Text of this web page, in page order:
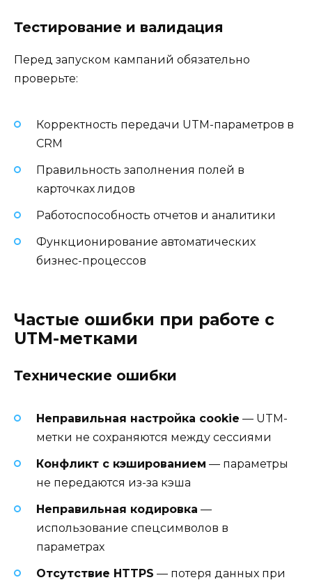
Тестирование и валидация
Перед запуском кампаний обязательно
проверьте:
Корректность передачи UTM-параметров в
CRM
Правильность заполнения полей в
карточках лидов
Работоспособность отчетов и аналитики
Функционирование автоматических
бизнес-процессов
Частые ошибки при работе с
UTM-метками
Технические ошибки
Неправильная настройка cookie — UTM-
метки не сохраняются между сессиями
Конфликт с кэшированием — параметры
не передаются из-за кэша
Неправильная кодировка —
использование спецсимволов в
параметрах
Отсутствие HTTPS — потеря данных при